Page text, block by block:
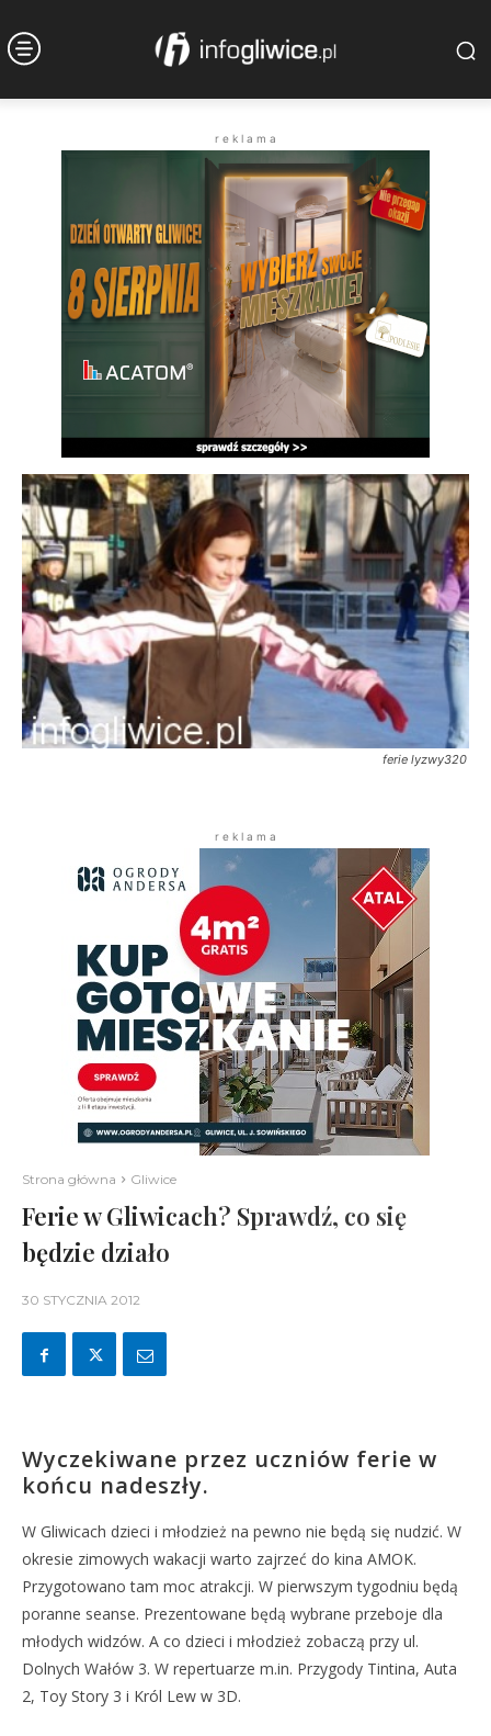
r e k l a m a
ferie lyzwy320
r e k l a m a
Strona główna Gliwice
Ferie w Gliwicach? Sprawdź, co się
będzie działo
30 STYCZNIA 2012
Wyczekiwane przez uczniów ferie w
końcu nadeszły.
W Gliwicach dzieci i młodzież na pewno nie będą się nudzić. W
okresie zimowych wakacji warto zajrzeć do kina AMOK.
Przygotowano tam moc atrakcji. W pierwszym tygodniu będą
poranne seanse. Prezentowane będą wybrane przeboje dla
młodych widzów. A co dzieci i młodzież zobaczą przy ul.
Dolnych Wałów 3. W repertuarze m.in. Przygody Tintina, Auta
2, Toy Story 3 i Król Lew w 3D.